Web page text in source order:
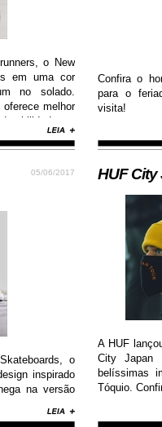
o New
em uma cor
no solado.
melhor
e
05/06/2017
o
inspirado
na versão
aderência.
Confira o
para o
visita!
HUF City
A HUF
City Japan
belíssimas
Tóquio.